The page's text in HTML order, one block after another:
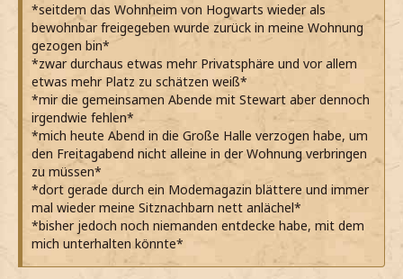
*seitdem das Wohnheim von Hogwarts wieder als
bewohnbar freigegeben wurde zurück in meine Wohnung
gezogen bin*
*zwar durchaus etwas mehr Privatsphäre und vor allem
etwas mehr Platz zu schätzen weiß*
*mir die gemeinsamen Abende mit Stewart aber dennoch
irgendwie fehlen*
*mich heute Abend in die Große Halle verzogen habe, um
den Freitagabend nicht alleine in der Wohnung verbringen
zu müssen*
*dort gerade durch ein Modemagazin blättere und immer
mal wieder meine Sitznachbarn nett anlächel*
*bisher jedoch noch niemanden entdecke habe, mit dem
mich unterhalten könnte*